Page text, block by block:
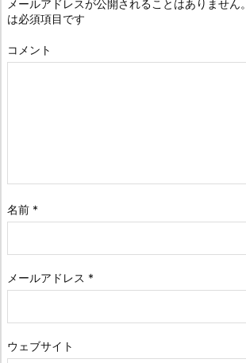
メールアドレスが公開されることはありません。
は必須項目です
コメント
名前 *
メールアドレス *
ウェブサイト